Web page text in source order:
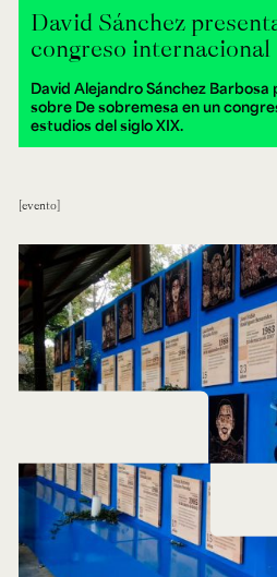
David Sánchez
congreso internacional
David Alejandro Sánchez
sobre De sobremesa en un
estudios del siglo XIX.
evento